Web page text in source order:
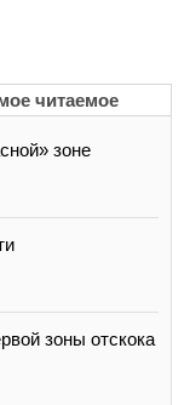
читаемое
зоне
зоны отскока